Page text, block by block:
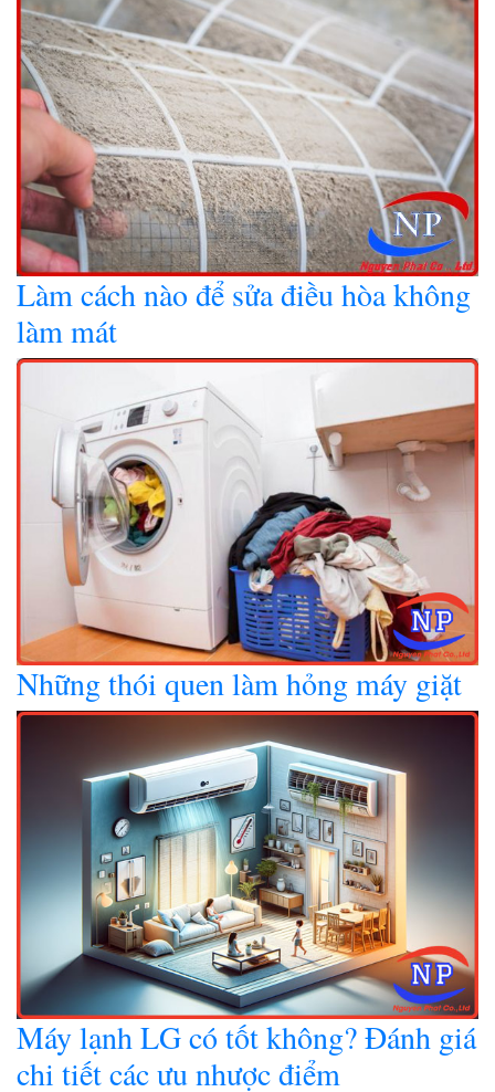
Làm cách nào để sửa điều hòa không
làm mát
Những thói quen làm hỏng máy giặt
Máy lạnh LG có tốt không? Đánh giá
chi tiết các ưu nhược điểm